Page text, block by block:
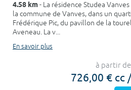
4.58 km- La résidence Studea
la commune de Vanves, dans un
Frédérique Pic, du pavillon de la
Aveneau. La v...
En savoir plus
à partir de
726,00 € cc